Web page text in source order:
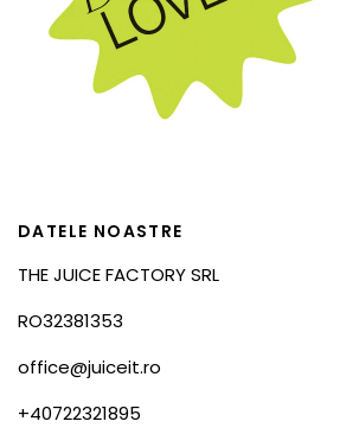
DATELE NOASTRE
THE JUICE FACTORY SRL
RO32381353
office@juiceit.ro
+40722321895